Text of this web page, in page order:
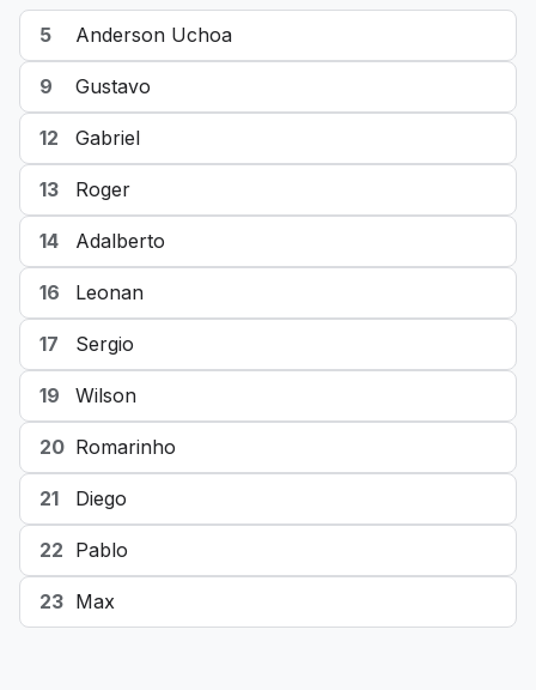
5 Anderson Uchoa
9 Gustavo
12 Gabriel
13 Roger
14 Adalberto
16 Leonan
17 Sergio
19 Wilson
20 Romarinho
21 Diego
22 Pablo
23 Max